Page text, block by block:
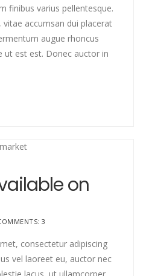
finibus varius pellentesque.
accumsan dui placerat
augue rhoncus
ut est est. Donec auctor in
on
3
consectetur adipiscing
vel laoreet eu, auctor nec